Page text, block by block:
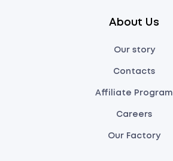
About Us
Our story
Contacts
Affiliate Program
Careers
Our Factory